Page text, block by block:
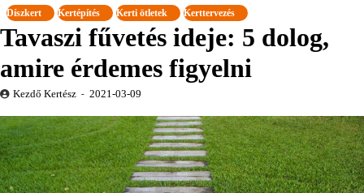
Díszkert Kertépítés Kerti ötletek Kerttervezés
Tavaszi fűvetés ideje: 5 dolog,
amire érdemes figyelni
Kezdő Kertész 2021-03-09